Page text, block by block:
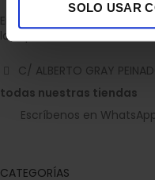
SOLO USAR
Empresa dedicada a la
la experiencia de 36 años.
C/ ALBERTO GRAY
todas nuestras tiendas
Escríbenos en
CATEGORÍAS